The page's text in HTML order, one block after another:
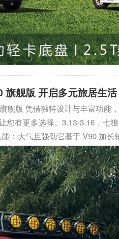
旗舰版 开启多元旅居生活
舰版 凭借独特设计与丰富功能
您有更多选择。3.13-3.16，七
：大气且强劲它基于 V90 加长